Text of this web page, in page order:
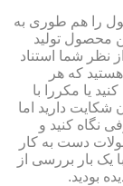
را هم طوری به
محصول تولید
نظر شما استناد
که هر
یا مکررا با
شکایت دارید اما
نگاه کنید و
دست به کار
یک بار بررسی از
بودید.